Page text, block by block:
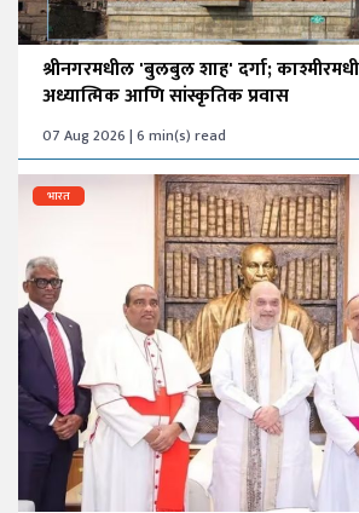
श्रीनगरमधील 'बुलबुल शाह' दर्गा;
अध्यात्मिक आणि सांस्कृतिक प्रवास
07 Aug 2026 | 6 min(s) read
भारत